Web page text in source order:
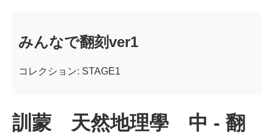
みんなで翻刻ver1
コレクション: STAGE1
訓蒙 天然地理學 中 - 翻